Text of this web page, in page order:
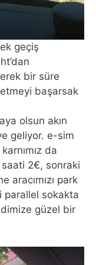
geçiş
bir süre
başarsak
olsun akın
geliyor. e-sim
da
saati 2€, sonraki
aracımızı park
parallel sokakta
güzel bir